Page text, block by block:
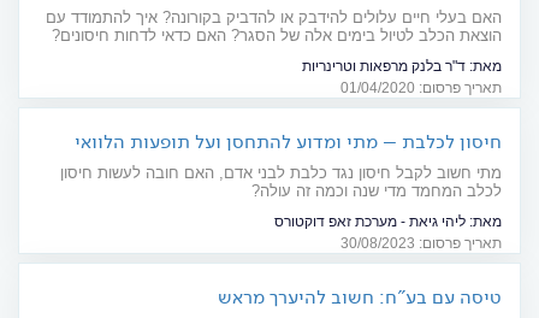
האם בעלי חיים עלולים להידבק או להדביק בקורונה? איך להתמודד עם
הוצאת הכלב לטיול בימים אלה של הסגר? האם כדאי לדחות חיסונים?
מאת: ד"ר בלנק מרפאות וטרינריות
תאריך פרסום: 01/04/2020
חיסון לכלבת – מתי ומדוע להתחסן ועל תופעות הלוואי
מתי חשוב לקבל חיסון נגד כלבת לבני אדם, האם חובה לעשות חיסון
לכלב המחמד מדי שנה וכמה זה עולה?
מאת: ליהי גיאת - מערכת זאפ דוקטורס
תאריך פרסום: 30/08/2023
טיסה עם בע"ח: חשוב להיערך מראש